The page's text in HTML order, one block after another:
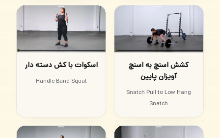
کشش اسنچ به اسنچ
آویزان پایین
Snatch Pull to Low Hang
Snatch
اسکوات با کش دسته دار
Handle Band Squat